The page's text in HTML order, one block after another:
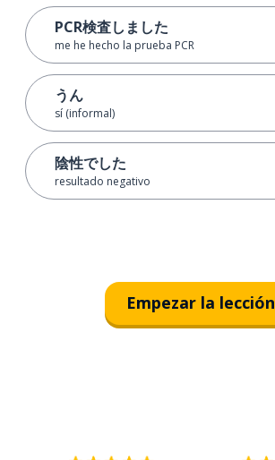
PCR検査しました
me he hecho la prueba PCR
うん
sí (informal)
陰性でした
resultado negativo
Empezar la lección